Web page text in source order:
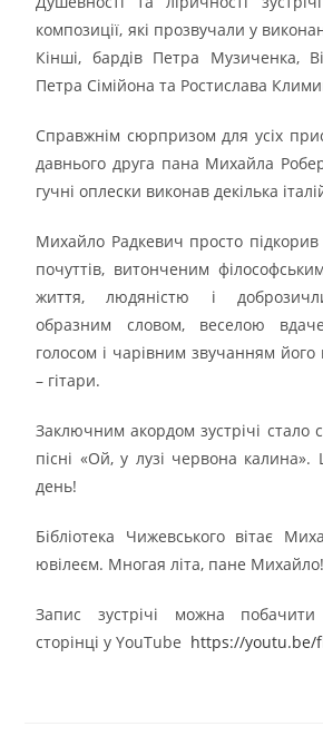
композиції, які прозвучали у
Кінші, бардів Петра Музиченка,
Петра Сімійона та Ростислава
Справжнім сюрпризом для усіх
давнього друга пана Михайла
гучні оплески виконав декілька
Михайло Радкевич просто підкорив
почуттів, витонченим
життя, людяністю і
образним словом, веселою
голосом і чарівним звучанням його
– гітари.
Заключним акордом зустрічі стало
пісні «Ой, у лузі червона калина».
день!
Бібліотека Чижевського вітає
ювілеєм. Многая літа, пане Михайло!
Запис зустрічі можна побачити
сторінці у YouTube https://youtu.be/